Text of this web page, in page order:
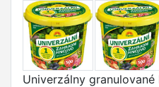
Univerzálny